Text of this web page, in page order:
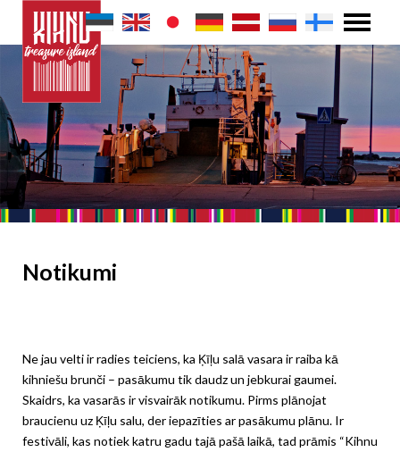
Notikumi
Ne jau velti ir radies teiciens, ka Ķīļu salā vasara ir raiba kā
kihniešu brunči – pasākumu tik daudz un jebkurai gaumei.
Skaidrs, ka vasarās ir visvairāk notikumu. Pirms plānojat
braucienu uz Ķīļu salu, der iepazīties ar pasākumu plānu. Ir
festivāli, kas notiek katru gadu tajā pašā laikā, tad prāmis “Kihnu